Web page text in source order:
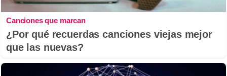
Canciones que marcan
¿Por qué recuerdas canciones viejas mejor
que las nuevas?